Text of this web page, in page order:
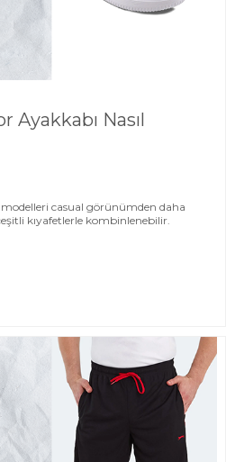
Ayakkabı Nasıl
modelleri casual görünümden daha
kıyafetlerle kombinlenebilir.